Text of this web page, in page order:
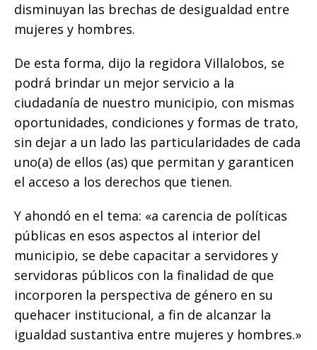
disminuyan las brechas de desigualdad entre
mujeres y hombres.
De esta forma, dijo la regidora Villalobos, se
podrá brindar un mejor servicio a la
ciudadanía de nuestro municipio, con mismas
oportunidades, condiciones y formas de trato,
sin dejar a un lado las particularidades de cada
uno(a) de ellos (as) que permitan y garanticen
el acceso a los derechos que tienen.
Y ahondó en el tema: «a carencia de políticas
públicas en esos aspectos al interior del
municipio, se debe capacitar a servidores y
servidoras públicos con la finalidad de que
incorporen la perspectiva de género en su
quehacer institucional, a fin de alcanzar la
igualdad sustantiva entre mujeres y hombres.»